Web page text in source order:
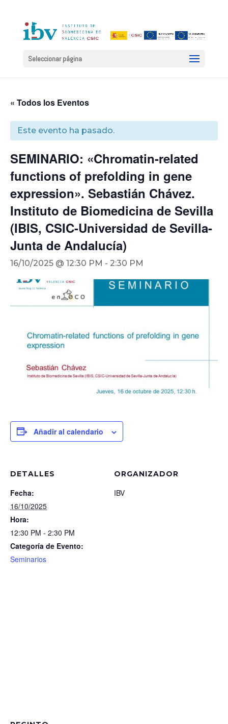
Seleccionar página
« Todos los Eventos
Este evento ha pasado.
SEMINARIO: «Chromatin-related
functions of prefolding in gene
expression». Sebastián Chávez.
Instituto de Biomedicina de Sevilla
(IBIS, CSIC-Universidad de Sevilla-
Junta de Andalucía)
16/10/2025 @ 12:30 PM - 2:30 PM
Añadir al calendario
DETALLES
Fecha:
16/10/2025
Hora:
12:30 PM - 2:30 PM
Categoría de Evento:
Seminarios
ORGANIZADOR
IBV